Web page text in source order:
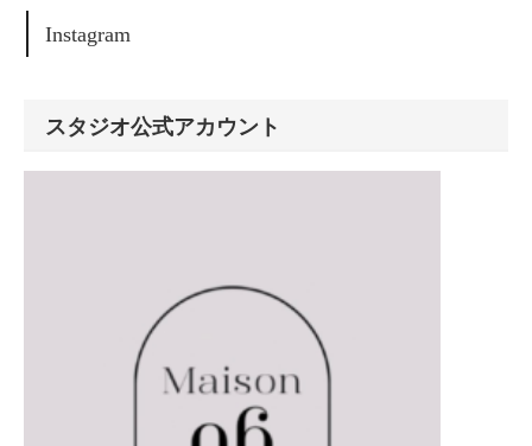
Instagram
スタジオ公式アカウント